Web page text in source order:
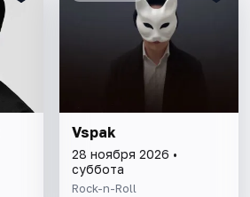
Vspak
28 ноября 2026 •
суббота
Rock-n-Roll